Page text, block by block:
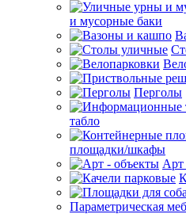
и мусорные баки
Перголы
табло
площадки/шкафы
Арт
Параметрическая